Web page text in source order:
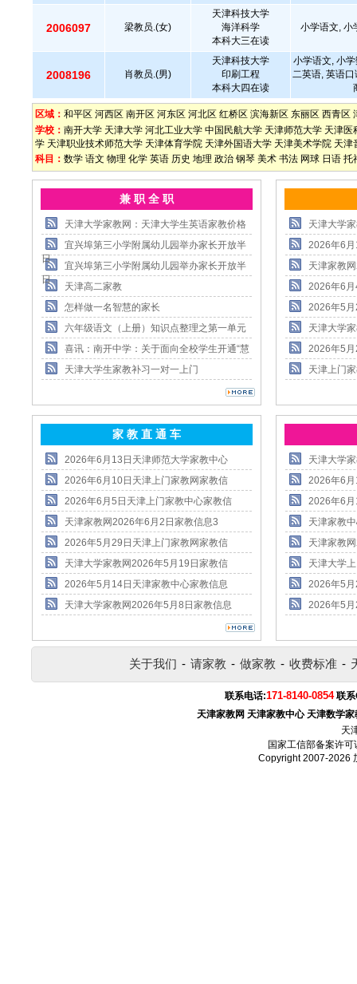
2006097 梁教员.(女)
天津科技大学
海洋科学
本科大三在读
小学语文, 小
2008196 肖教员.(男)
天津科技大学
印刷工程
本科大四在读
小学语文, 小
二英语, 英语
区域： 和平区 河西区 南开区 河东区 河北区 红桥区 滨海新区 东丽区 西青区
学校： 南开大学 天津大学 河北工业大学 中国民航大学 天津师范大学 天津医
学 天津职业技术师范大学 天津体育学院 天津外国语大学 天津美术学院 天津
科目： 数学 语文 物理 化学 英语 历史 地理 政治 钢琴 美术 书法 网球 日语 托
兼 职 全 职
天津大学家教网：天津大学生英语家教价格
宜兴埠第三小学附属幼儿园举办家长开放半
日
宜兴埠第三小学附属幼儿园举办家长开放半
日
天津高二家教
怎样做一名智慧的家长
六年级语文（上册）知识点整理之第一单元
喜讯：南开中学：关于面向全校学生开通“慧
天津大学生家教补习一对一上门
天津大学
2026年6
天津家教
2026年6
2026年5
天津大学
2026年5
天津上门
家 教 直 通 车
2026年6月13日天津师范大学家教中心
2026年6月10日天津上门家教网家教信
2026年6月5日天津上门家教中心家教信
天津家教网2026年6月2日家教信息3
2026年5月29日天津上门家教网家教信
天津大学家教网2026年5月19日家教信
2026年5月14日天津家教中心家教信息
天津大学家教网2026年5月8日家教信息
天津大学
2026年6
2026年6
天津家教
天津家教
天津大学
2026年5
2026年5
关于我们 - 请家教 - 做家教 - 收费标准 -
联系电话:171-8140-0854 联
天津家教网 天津家教中心 天津数学家
天
国家工信部备案许可
Copyright 2007-2026